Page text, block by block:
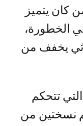
منهم من كان يتميز
الخطورة،
يخفف من
تتحكم
نسختين من